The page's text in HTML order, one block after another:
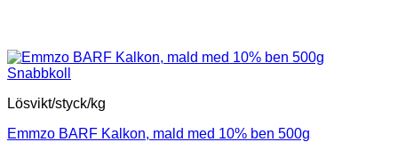
Snabbkoll
Lösvikt/styck/kg
Emmzo BARF Kalkon, mald med 10% ben 500g